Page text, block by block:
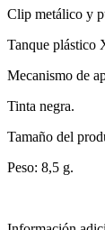
Clip metálico y
Tanque plástico
Mecanismo de
Tinta negra.
Tamaño del
Peso: 8,5 g.